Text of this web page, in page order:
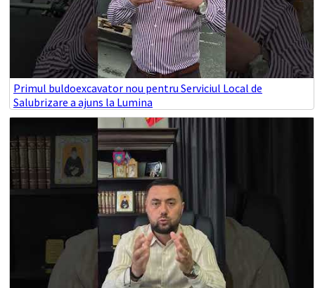
Primul buldoexcavator nou pentru Serviciul Local de
Salubrizare a ajuns la Lumina